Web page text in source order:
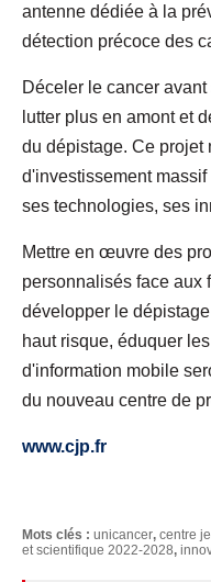
antenne dédiée à la
détection précoce des
Déceler le cancer
lutter plus en amont et
du dépistage. Ce projet
d'investissement
ses technologies, ses
Mettre en œuvre des
personnalisés face aux
développer le
haut risque, éduquer
d'information mobile
du nouveau centre de
www.cjp.fr
Mots clés : unicancer, centre
et scientifique 2022-2028,